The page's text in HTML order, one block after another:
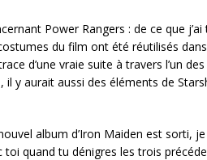
Power Rangers : de ce que
du film ont été réutilisés
d’une vraie suite à travers l’un
y aurait aussi des éléments de
album d’Iron Maiden est sorti,
toi quand tu dénigres les trois